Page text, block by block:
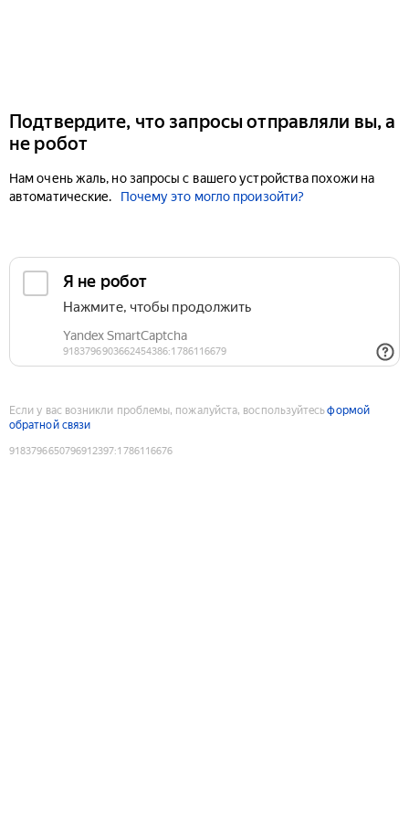
Подтвердите, что запросы отправляли вы, а
не робот
Нам очень жаль, но запросы с вашего устройства похожи на
автоматические.
Почему это могло произойти?
Если у вас возникли проблемы, пожалуйста, воспользуйтесьформой
обратной связи
9183796650796912397:1786116676